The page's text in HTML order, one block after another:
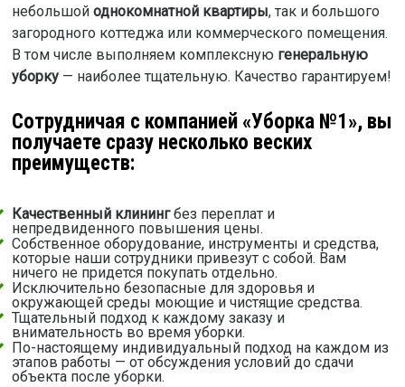
небольшой однокомнатной квартиры, так и большого
загородного коттеджа или коммерческого помещения.
В том числе выполняем комплексную генеральную
уборку— наиболее тщательную. Качество гарантируем!
Сотрудничая с компанией «Уборка №1», вы
получаете сразу несколько веских
преимуществ:
Качественный клинингбез переплат и
непредвиденного повышения цены.
Собственное оборудование, инструменты и средства,
которые наши сотрудники привезут с собой. Вам
ничего не придется покупать отдельно.
Исключительно безопасные для здоровья и
окружающей среды моющие и чистящие средства.
Тщательный подход к каждому заказу и
внимательность во время уборки.
По-настоящему индивидуальный подход на каждом из
этапов работы — от обсуждения условий до сдачи
объекта после уборки.